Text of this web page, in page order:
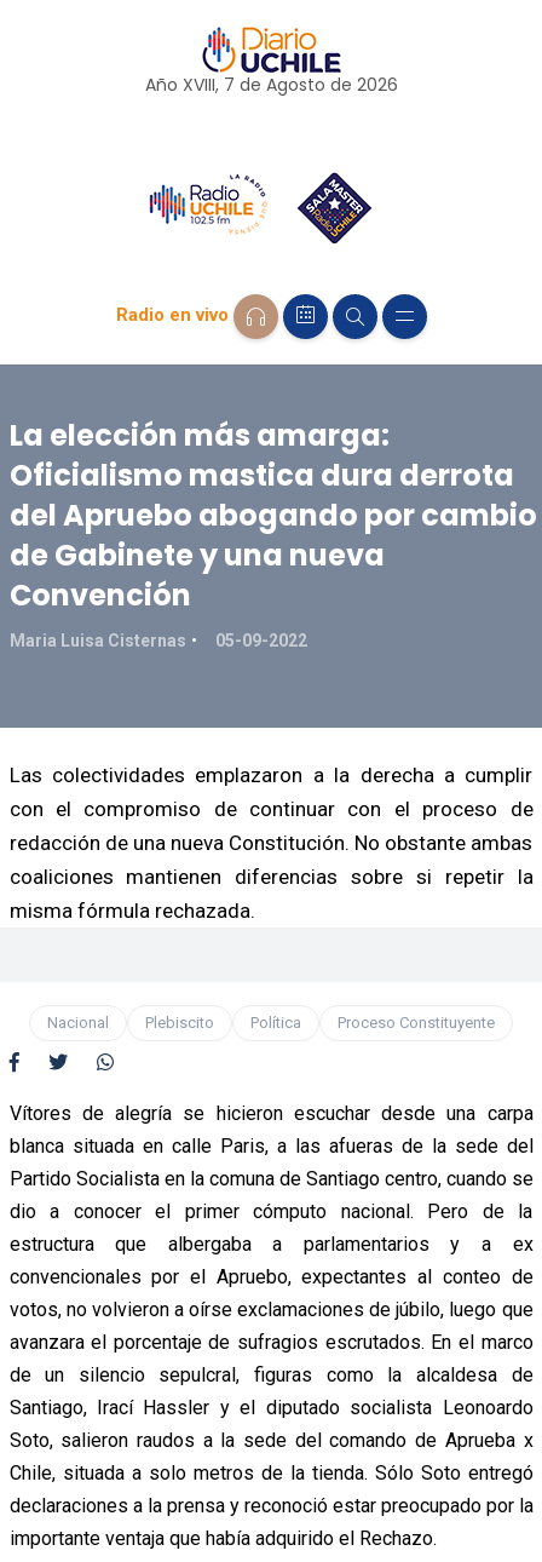
Año XVIII, 7 de Agosto de 2026
Radio en vivo
La elección más amarga:
Oficialismo mastica dura derrota
del Apruebo abogando por cambio
de Gabinete y una nueva
Convención
Maria Luisa Cisternas 05-09-2022
Las colectividades emplazaron a la derecha a cumplir
con el compromiso de continuar con el proceso de
redacción de una nueva Constitución. No obstante ambas
coaliciones mantienen diferencias sobre si repetir la
misma fórmula rechazada.
Nacional Plebiscito Política Proceso Constituyente
Vítores de alegría se hicieron escuchar desde una carpa
blanca situada en calle Paris, a las afueras de la sede del
Partido Socialista en la comuna de Santiago centro, cuando se
dio a conocer el primer cómputo nacional. Pero de la
estructura que albergaba a parlamentarios y a ex
convencionales por el Apruebo, expectantes al conteo de
votos, no volvieron a oírse exclamaciones de júbilo, luego que
avanzara el porcentaje de sufragios escrutados. En el marco
de un silencio sepulcral, figuras como la alcaldesa de
Santiago, Irací Hassler y el diputado socialista Leonoardo
Soto, salieron raudos a la sede del comando de Aprueba x
Chile, situada a solo metros de la tienda. Sólo Soto entregó
declaraciones a la prensa y reconoció estar preocupado por la
importante ventaja que había adquirido el Rechazo.